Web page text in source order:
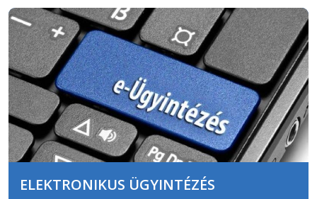
ELEKTRONIKUS ÜGYINTÉZÉS